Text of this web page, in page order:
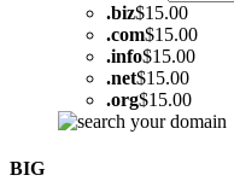
.biz$15.00
.com$15.00
.info$15.00
.net$15.00
.org$15.00
BIG